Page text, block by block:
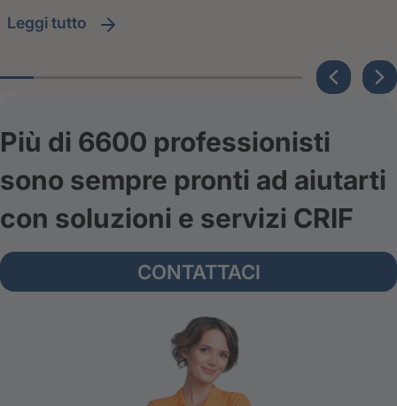
leggi tutto
Più di 6600 professionisti
sono sempre pronti ad aiutarti
con soluzioni e servizi CRIF
CONTATTACI